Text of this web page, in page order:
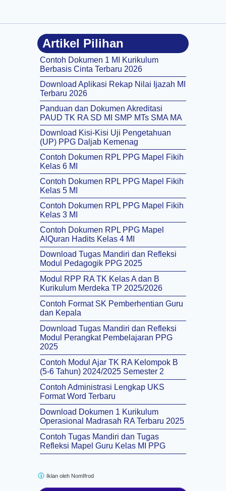
Artikel Pilihan
Contoh Dokumen 1 MI Kurikulum
Berbasis Cinta Terbaru 2026
Download Aplikasi Rekap Nilai Ijazah MI
Terbaru 2026
Panduan dan Dokumen Akreditasi
PAUD TK RA SD MI SMP MTs SMA MA
Download Kisi-Kisi Uji Pengetahuan
(UP) PPG Daljab Kemenag
Contoh Dokumen RPL PPG Mapel Fikih
Kelas 6 MI
Contoh Dokumen RPL PPG Mapel Fikih
Kelas 5 MI
Contoh Dokumen RPL PPG Mapel Fikih
Kelas 3 MI
Contoh Dokumen RPL PPG Mapel
AlQuran Hadits Kelas 4 MI
Download Tugas Mandiri dan Refleksi
Modul Pedagogik PPG 2025
Modul RPP RA TK Kelas A dan B
Kurikulum Merdeka TP 2025/2026
Contoh Format SK Pemberhentian Guru
dan Kepala
Download Tugas Mandiri dan Refleksi
Modul Perangkat Pembelajaran PPG
2025
Contoh Modul Ajar TK RA Kelompok B
(5-6 Tahun) 2024/2025 Semester 2
Contoh Administrasi Lengkap UKS
Format Word Terbaru
Download Dokumen 1 Kurikulum
Operasional Madrasah RA Terbaru 2025
Contoh Tugas Mandiri dan Tugas
Refleksi Mapel Guru Kelas MI PPG
Iklan oleh NomIfrod